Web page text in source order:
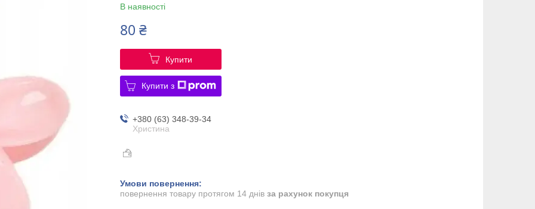
В наявності
80 ₴
Купити
Купити з
+380 (63) 348-39-34
Христина
повернення товару протягом 14 днів за рахунок покупця